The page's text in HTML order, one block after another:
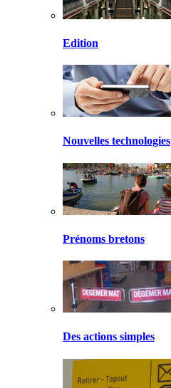
Edition
Nouvelles technologies
Prénoms bretons
Des actions simples